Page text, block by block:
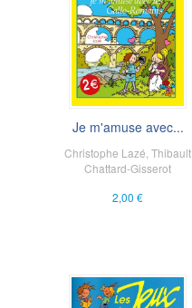
Je m'amuse avec...
Christophe Lazé Thibault
Chattard-Gisserot
2,00 €